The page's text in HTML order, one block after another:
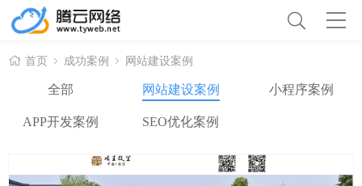
首页 成功案例 网站建设案例
全部 网站建设案例 小程序案例
APP开发案例 SEO优化案例